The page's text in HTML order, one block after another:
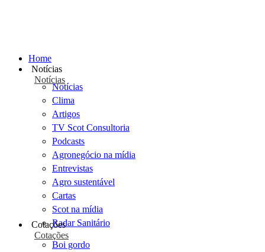
Home
Notícias
Notícias
Notícias
Clima
Artigos
TV Scot Consultoria
Podcasts
Agronegócio na mídia
Entrevistas
Agro sustentável
Cartas
Scot na mídia
Radar Sanitário
Cotações
Cotações
Boi gordo